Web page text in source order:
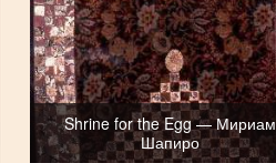
Shrine for the Egg — Мириам
Шапиро